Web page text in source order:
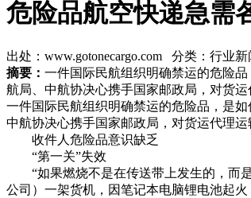
危险品航空快递急需
出处：www.gotonecargo.com 分类：行业
摘要： 一件国际民航组织明确禁运的危险
航局、中航协决心携手国家邮政局，对货
一件国际民航组织明确禁运的危险品，是
中航协决心携手国家邮政局，对货运代理
收件人危险品意识缺乏
“第一关”失效
“如果燃烧不是在传送带上发生的，而是
公司）一架货机，因笔记本电脑锂电池起